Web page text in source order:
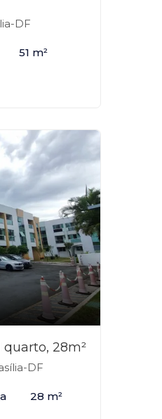
DF
51 m²
28m²
DF
28 m²